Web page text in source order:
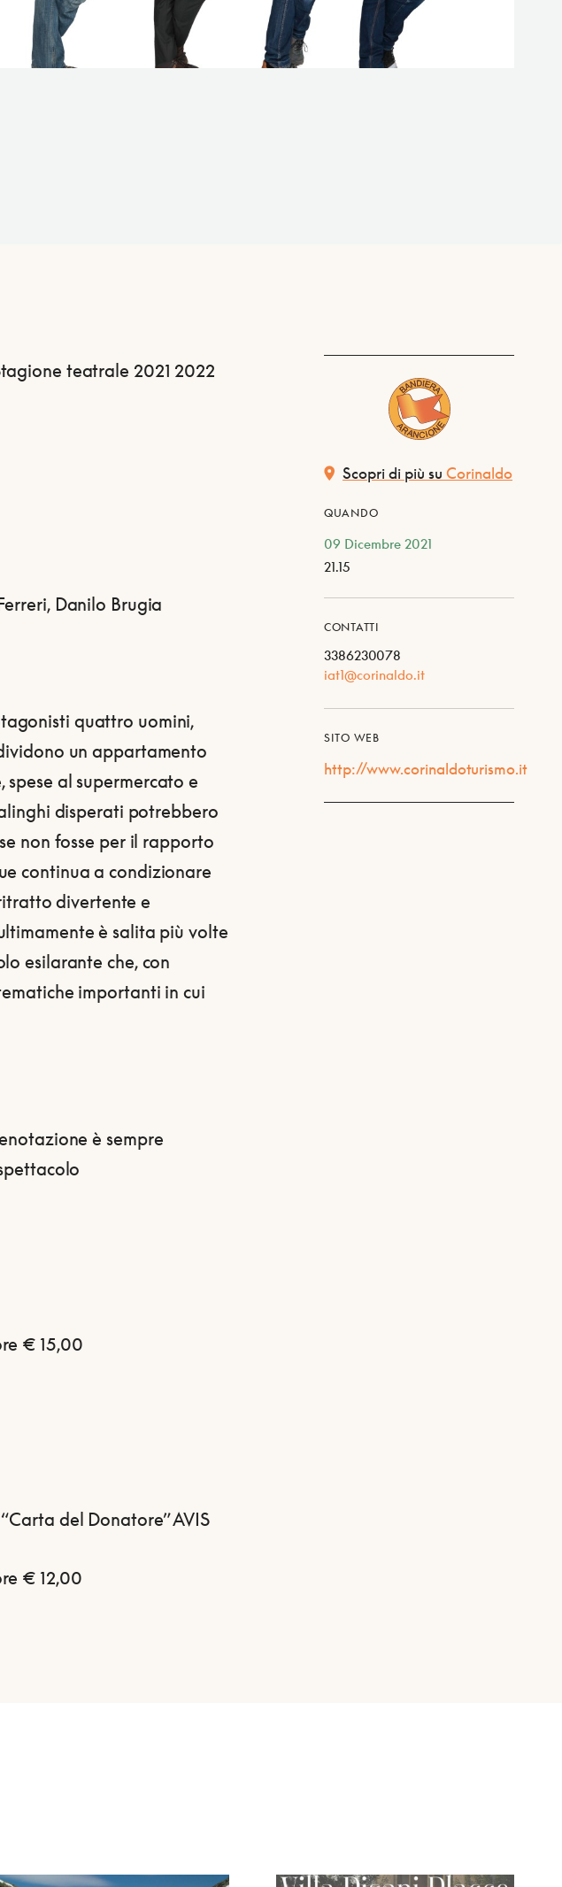
teatrale 2021 2022
Danilo Brugia
quattro uomini,
un appartamento
al supermercato e
disperati potrebbero
non fosse per il rapporto
continua a condizionare
divertente e
è salita più volte
esilarante che, con
importanti in cui
è sempre
€ 15,00
del Donatore” AVIS
€ 12,00
Scopri di più su Corinaldo
QUANDO
09 Dicembre 2021
21.15
CONTATTI
3386230078
iat1@corinaldo.it
SITO WEB
http://www.corinaldoturismo.it